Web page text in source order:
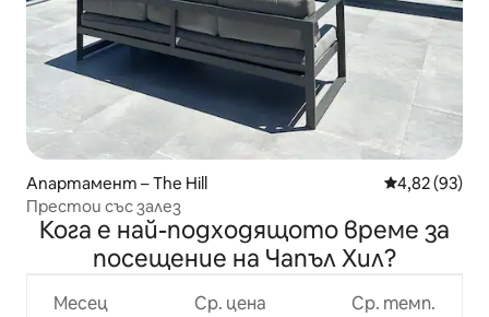
Апартамент – The Hill Средна
4,82 (93)
Престои със залез
Кога е най-подходящото време за
посещение на Чапъл Хил?
Месец Ср. цена Ср. темп.